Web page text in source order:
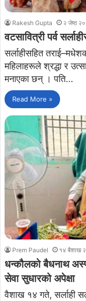
Rakesh Gupta २ जेष्ठ
वटसावित्री पर्व
सर्लाहीसहित
महिलाहरूले श्रद्धा र
मनाएका छन् । पति…
Read More »
Prem Paudel १४ बैशाख
धन्कौलको बैधनाथ
सेवा सुधारको अपेक्षा
वैशाख १४ गते, सर्लाही